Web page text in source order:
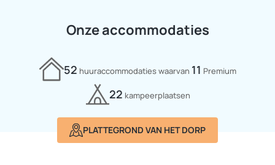
Onze accommodaties
52 huuraccommodaties waarvan 11 Premium
22 kampeerplaatsen
PLATTEGROND VAN HET DORP